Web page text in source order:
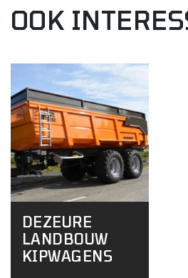
OOK
DEZEURE
LANDBOUW
KIPWAGENS